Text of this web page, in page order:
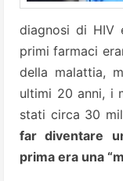
diagnosi di HIV
primi farmaci
della malattia,
ultimi 20 anni, i
stati circa 30
far diventare
prima era una